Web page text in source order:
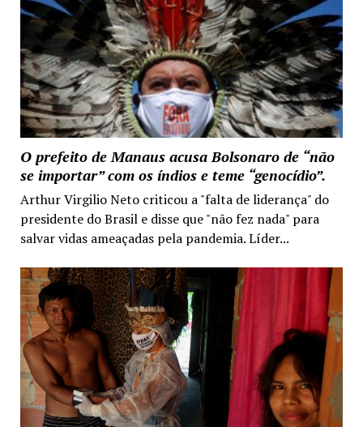
O prefeito de Manaus acusa Bolsonaro de “não
se importar” com os índios e teme “genocídio”.
Arthur Virgilio Neto criticou a "falta de liderança" do
presidente do Brasil e disse que "não fez nada" para
salvar vidas ameaçadas pela pandemia. Líder...